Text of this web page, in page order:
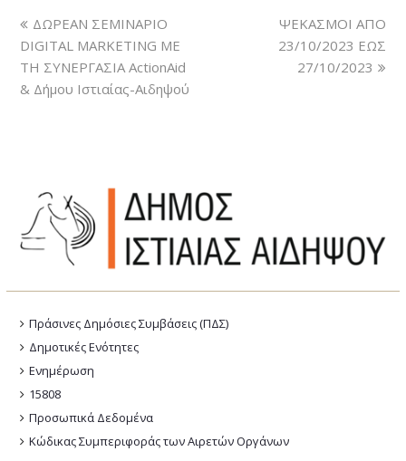
ΔΩΡΕΑΝ ΣΕΜΙΝΑΡΙΟ
DIGITAL MARKETING ΜΕ
ΤΗ ΣΥΝΕΡΓΑΣΙΑ ActionAid
& Δήμου Ιστιαίας-Αιδηψού
ΨΕΚΑΣΜΟΙ ΑΠΟ
23/10/2023 ΕΩΣ
27/10/2023
Πράσινες Δημόσιες Συμβάσεις (ΠΔΣ)
Δημοτικές Ενότητες
Ενημέρωση
15808
Προσωπικά Δεδομένα
Κώδικας Συμπεριφοράς των Αιρετών Οργάνων